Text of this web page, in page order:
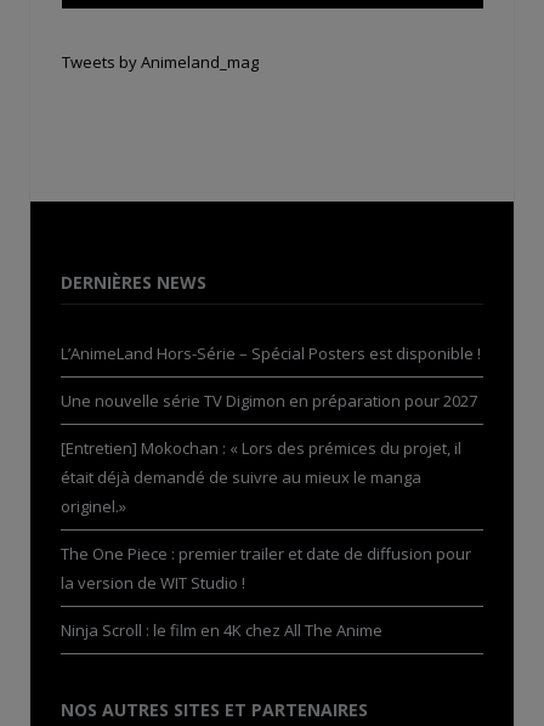
Tweets by Animeland_mag
DERNIÈRES NEWS
L’AnimeLand Hors-Série – Spécial Posters est disponible !
Une nouvelle série TV Digimon en préparation pour 2027
[Entretien] Mokochan : « Lors des prémices du projet, il
était déjà demandé de suivre au mieux le manga
originel.»
The One Piece : premier trailer et date de diffusion pour
la version de WIT Studio !
Ninja Scroll : le film en 4K chez All The Anime
NOS AUTRES SITES ET PARTENAIRES